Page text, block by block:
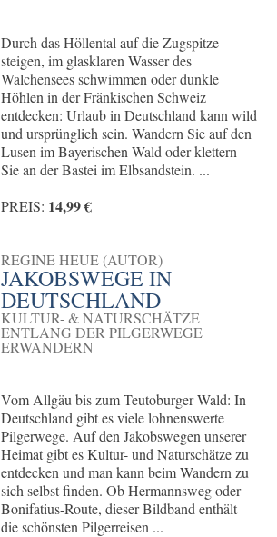
Durch das Höllental auf die Zugspitze
steigen, im glasklaren Wasser des
Walchensees schwimmen oder dunkle
Höhlen in der Fränkischen Schweiz
entdecken: Urlaub in Deutschland kann wild
und ursprünglich sein. Wandern Sie auf den
Lusen im Bayerischen Wald oder klettern
Sie an der Bastei im Elbsandstein. ...
PREIS: 14,99 €
REGINE HEUE (AUTOR)
JAKOBSWEGE IN
DEUTSCHLAND
KULTUR- & NATURSCHÄTZE
ENTLANG DER PILGERWEGE
ERWANDERN
Vom Allgäu bis zum Teutoburger Wald: In
Deutschland gibt es viele lohnenswerte
Pilgerwege. Auf den Jakobswegen unserer
Heimat gibt es Kultur- und Naturschätze zu
entdecken und man kann beim Wandern zu
sich selbst finden. Ob Hermannsweg oder
Bonifatius-Route, dieser Bildband enthält
die schönsten Pilgerreisen ...